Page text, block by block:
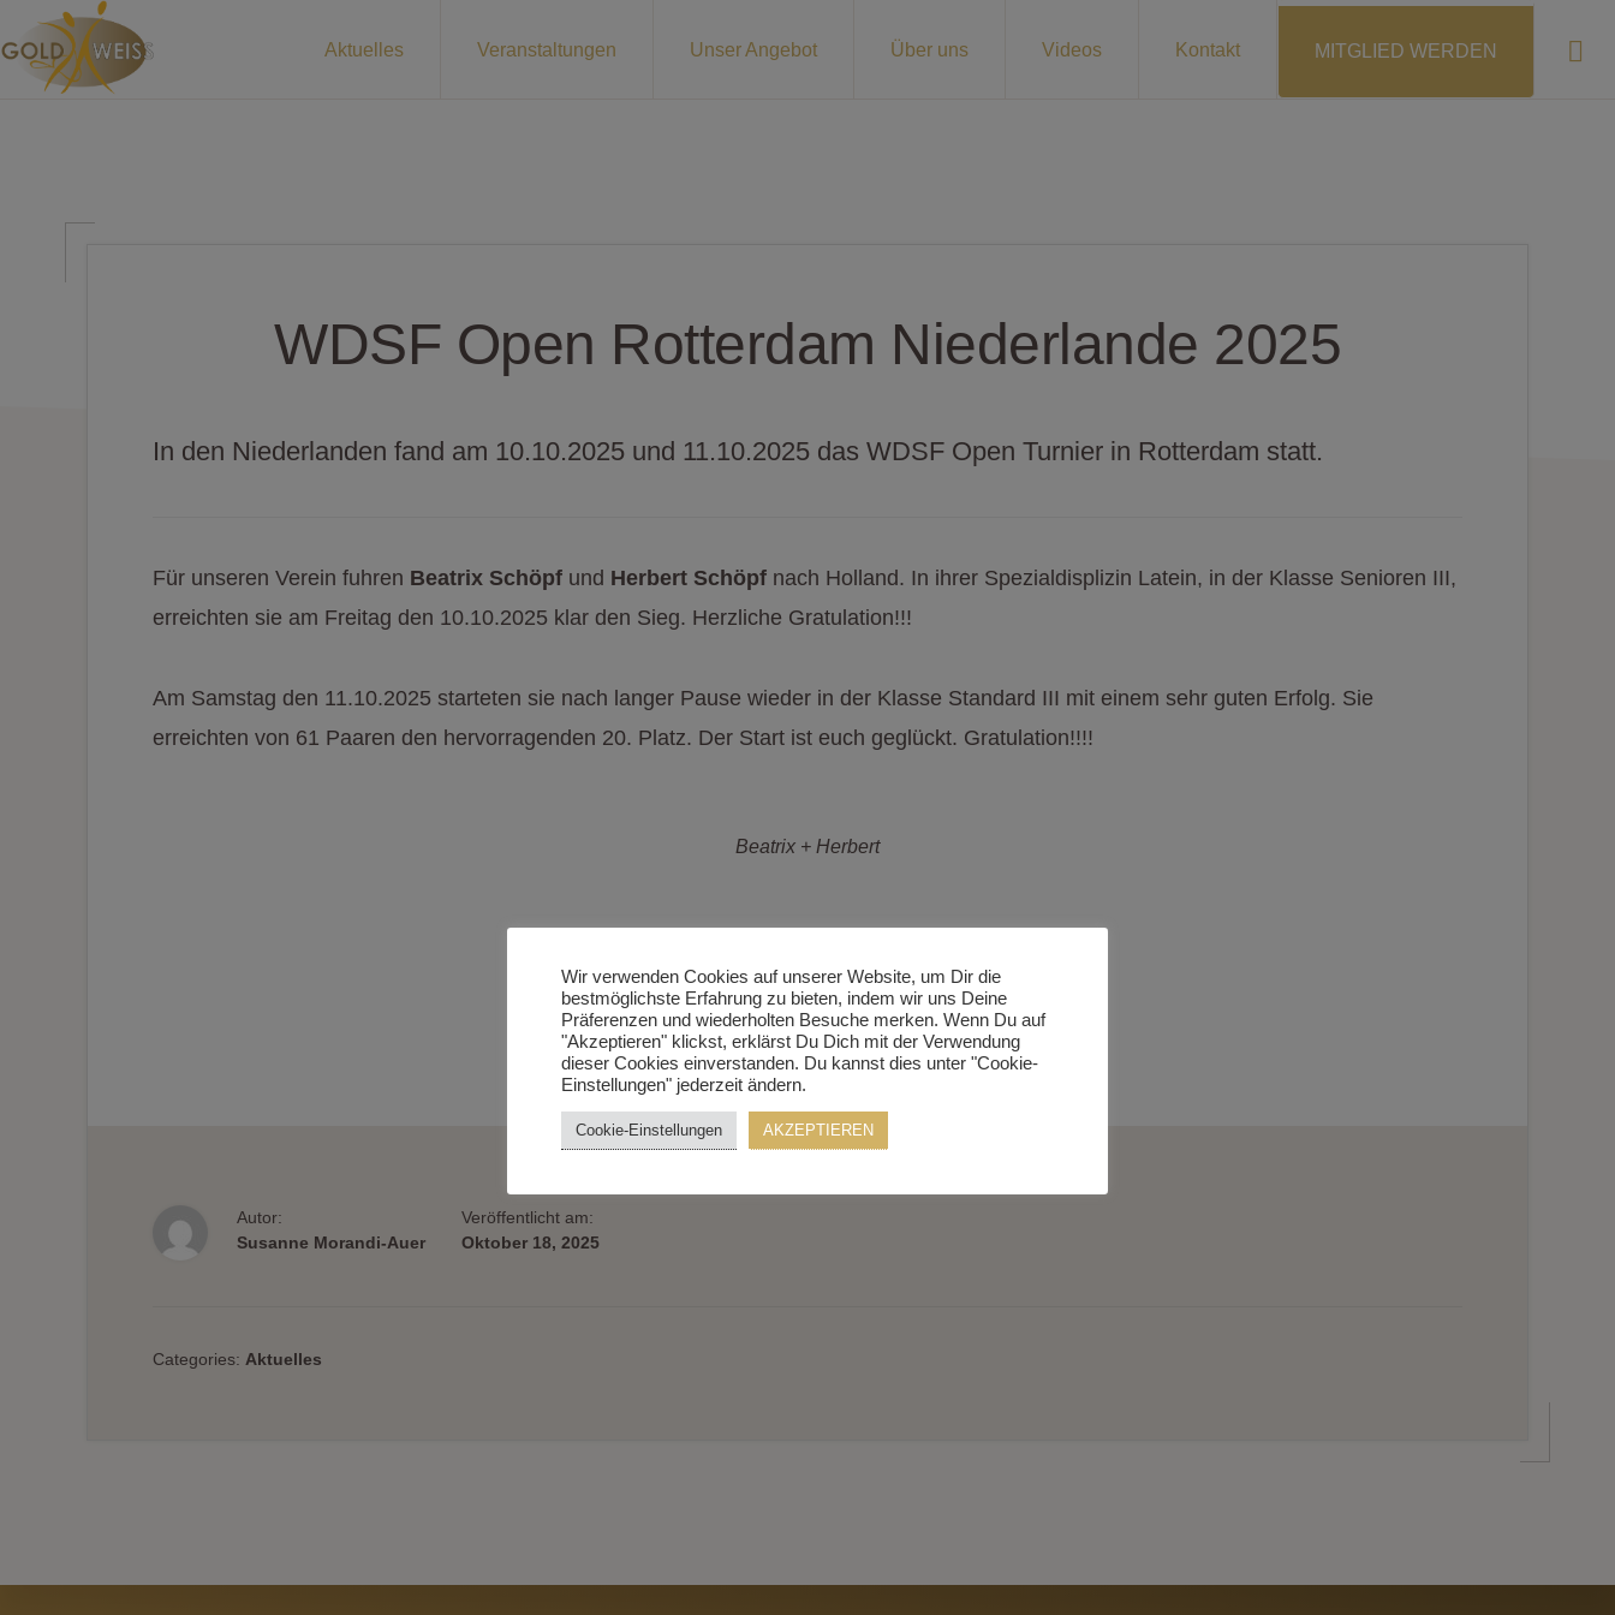
Hauptnavigation
springen
Zum
Inhalt
springen
Aktuelles Veranstaltungen Unser Angebot Über uns Videos Kontakt MITGLIED WERDEN
WDSF Open Rotterdam Niederlande 2025
In den Niederlanden fand am 10.10.2025 und 11.10.2025 das WDSF Open Turnier in Rotterdam statt.
Für unseren Verein fuhren Beatrix Schöpf und Herbert Schöpf nach Holland. In ihrer Spezialdisplizin Latein, in der Klasse Senioren III,
erreichten sie am Freitag den 10.10.2025 klar den Sieg. Herzliche Gratulation!!!
Am Samstag den 11.10.2025 starteten sie nach langer Pause wieder in der Klasse Standard III mit einem sehr guten Erfolg. Sie
erreichten von 61 Paaren den hervorragenden 20. Platz. Der Start ist euch geglückt. Gratulation!!!!
Beatrix + Herbert
Autor:
Susanne Morandi-Auer
Veröffentlicht am:
Oktober 18, 2025
Categories: Aktuelles
Wir verwenden Cookies auf unserer Website, um Dir die
bestmöglichste Erfahrung zu bieten, indem wir uns Deine
Präferenzen und wiederholten Besuche merken. Wenn Du auf
"Akzeptieren" klickst, erklärst Du Dich mit der Verwendung
dieser Cookies einverstanden. Du kannst dies unter "Cookie-
Einstellungen" jederzeit ändern.
Cookie-Einstellungen AKZEPTIEREN